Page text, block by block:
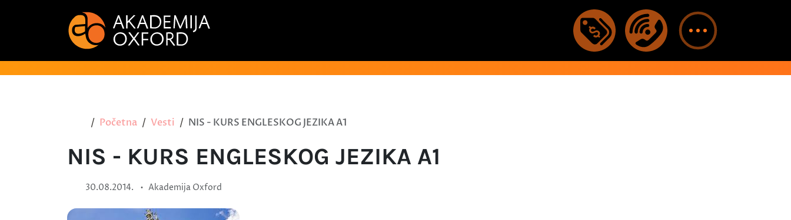
Početna Vesti NIS - KURS ENGLESKOG JEZIKA A1
NIS - KURS ENGLESKOG JEZIKA A1
30.08.2014. • Akademija Oxford